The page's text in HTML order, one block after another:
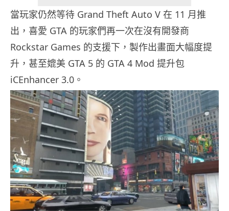
當玩家仍然等待 Grand Theft Auto V 在 11 月推
出，喜愛 GTA 的玩家們再一次在沒有開發商
Rockstar Games 的支援下，製作出畫面大幅度提
升，甚至媲美 GTA 5 的 GTA 4 Mod 提升包
iCEnhancer 3.0。